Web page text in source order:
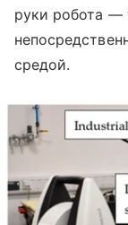
руки робота —
средой.